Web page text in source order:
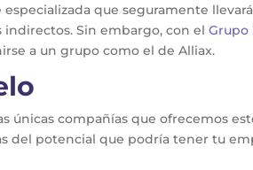
que seguramente
indirectos. Sin embargo, con elGrupo
a un grupo como el de Alliax.
únicas compañías que ofrecemos
del potencial que podría tener tu